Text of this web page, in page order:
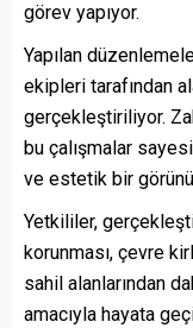
görev yapıyor.
Yapılan
ekipleri tarafından
gerçekleştiriliyor.
bu çalışmalar
ve estetik bir
Yetkililer,
korunması, çevre
sahil alanlarından
amacıyla hayata